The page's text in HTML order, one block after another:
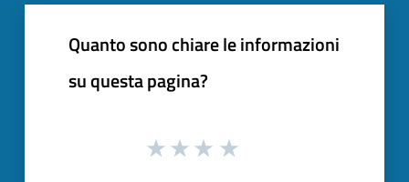
Quanto sono chiare le informazioni
su questa pagina?